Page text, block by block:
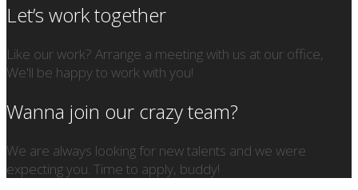
Let’s work together
Like our work? Arrange a meeting with us at our office,
We'll be happy to work with you!
Wanna join our crazy team?
We are always looking for new talents and we were
expecting you. Time to apply, buddy!